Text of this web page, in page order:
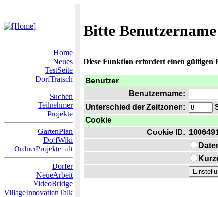
Bitte
Home
Neues
TestSeite
DorfTratsch
Suchen
Teilnehmer
Projekte
GartenPlan
DorfWiki
OrdnerProjekte_alt
Dörfer
NeueArbeit
VideoBridge
VillageInnovationTalk
Diese Funktion erfordert einen gültigen
Benutzer
Benutzername:
Unterschied der Zeitzonen:
Cookie
Cookie ID: